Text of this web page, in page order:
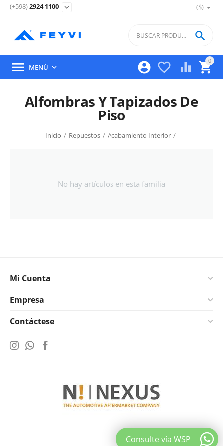
($)
(+598)2924 1100 expand_more
0

 


 MENÚ 
Alfombras Y Tapizados De
Piso
Inicio / Repuestos / Acabamiento Interior /
No hay artículos en esta familia
Mi Cuenta
Empresa
Contáctese
Consulte vía WSP